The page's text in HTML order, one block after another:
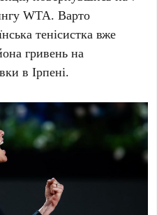
WTA. Варто
тенісистка вже
гривень на
вІрпені.